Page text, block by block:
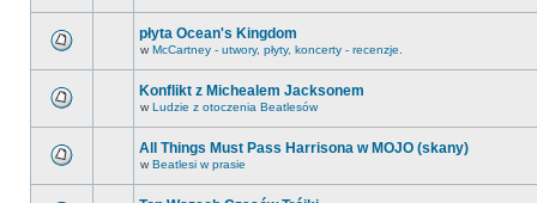
płyta Ocean's Kingdom
w McCartney - utwory, płyty, koncerty - recenzje.
Konflikt z Michealem Jacksonem
w Ludzie z otoczenia Beatlesów
All Things Must Pass Harrisona w MOJO (skany)
w Beatlesi w prasie